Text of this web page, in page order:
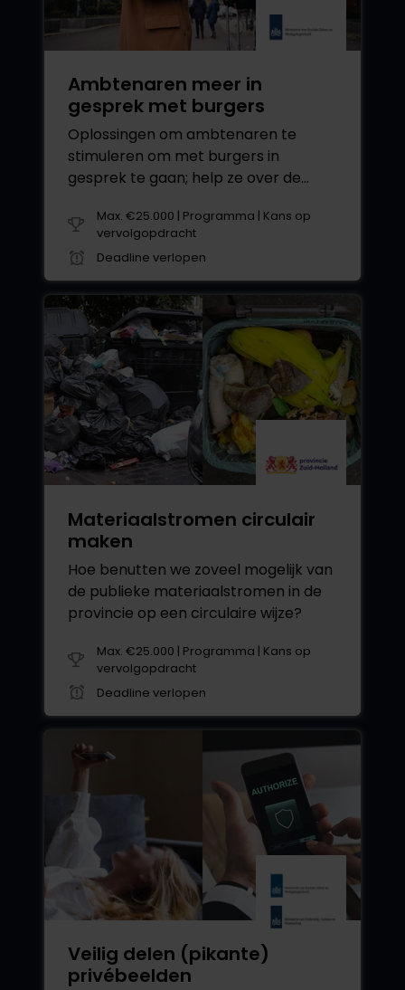
Ambtenaren meer in
gesprek met burgers
Oplossingen om ambtenaren te
stimuleren om met burgers in
gesprek te gaan; help ze over de
Max. €25.000 | Programma | Kans op
vervolgopdracht
Deadline verlopen
Materiaalstromen circulair
maken
Hoe benutten we zoveel mogelijk van
de publieke materiaalstromen in de
provincie op een circulaire wijze?
Max. €25.000 | Programma | Kans op
vervolgopdracht
Deadline verlopen
Veilig delen (pikante)
privébeelden